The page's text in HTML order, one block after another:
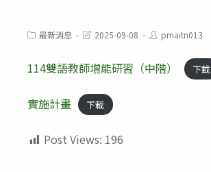
Post最新消息
Post2025-09-08
Post
author:
pmaitn013
114雙語教師增能研習（中階） 下載
實施計畫 下載
Post Views: 196